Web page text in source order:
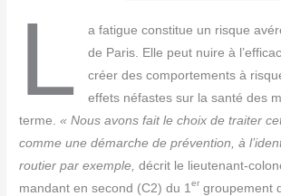
L
a fatigue consti­tue un risque
de Paris. Elle peut nuire à
créer des com­por­te­ments à
effets néfastes sur la san­té des
terme.« Nous avons fait le choix de trai­ter
comme une démarche de pré­ven­tion, à
rou­tier par exemple,décrit le lieu­te­nant-
man­dant en second (C2) du 1er grou­pe­ment